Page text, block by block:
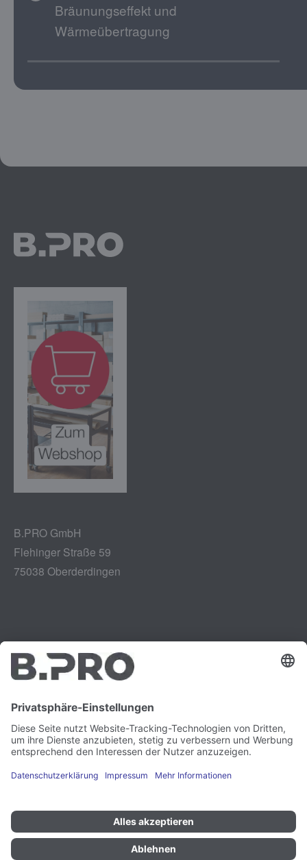
Bräunungseffekt und
Wärmeübertragung
B.PRO GmbH
Flehinger Straße 59
75038 Oberderdingen
Impressum
Datenschutz
Schwachstellenmeldung
Karriere
Presse
Newsletter